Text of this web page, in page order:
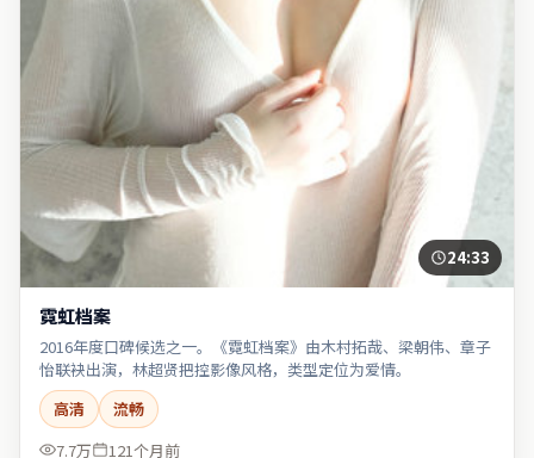
24:33
霓虹档案
2016年度口碑候选之一。《霓虹档案》由木村拓哉、梁朝伟、章子
怡联袂出演，林超贤把控影像风格，类型定位为爱情。
高清
流畅
7.7万
121个月前